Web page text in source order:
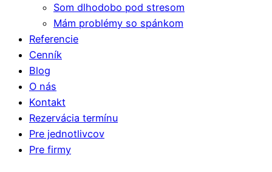
Som dlhodobo pod stresom
Mám problémy so spánkom
Referencie
Cenník
Blog
O nás
Kontakt
Rezervácia termínu
Pre jednotlivcov
Pre firmy